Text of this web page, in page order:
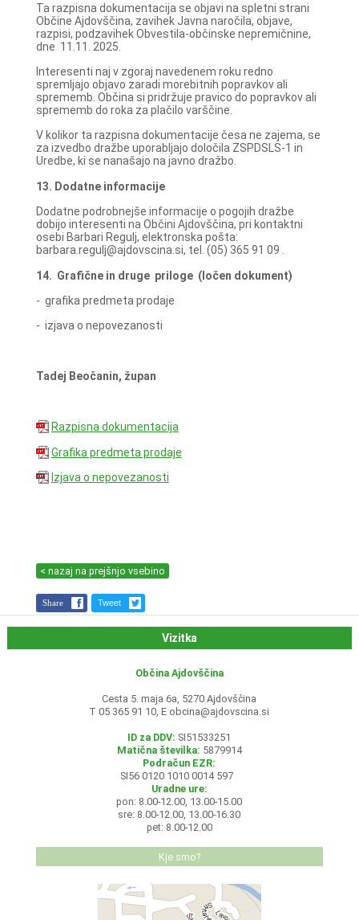
Ta razpisna dokumentacija se objavi na spletni strani
Občine Ajdovščina, zavihek Javna naročila, objave,
razpisi, podzavihek Obvestila-občinske nepremičnine,
dne 11.11. 2025.
Interesenti naj v zgoraj navedenem roku redno
spremljajo objavo zaradi morebitnih popravkov ali
sprememb. Občina si pridržuje pravico do popravkov ali
sprememb do roka za plačilo varščine.
V kolikor ta razpisna dokumentacije česa ne zajema, se
za izvedbo dražbe uporabljajo določila ZSPDSLS-1 in
Uredbe, ki se nanašajo na javno dražbo.
13. Dodatne informacije
Dodatne podrobnejše informacije o pogojih dražbe
dobijo interesenti na Občini Ajdovščina, pri kontaktni
osebi Barbari Regulj, elektronska pošta:
barbara.regulj@ajdovscina.si, tel. (05) 365 91 09 .
14. Grafične in druge priloge (ločen dokument)
- grafika predmeta prodaje
- izjava o nepovezanosti
Tadej Beočanin, župan
Razpisna dokumentacija
Grafika predmeta prodaje
Izjava o nepovezanosti
< nazaj na prejšnjo vsebino
Share Tweet
Vizitka
Občina Ajdovščina
Cesta 5. maja 6a, 5270 Ajdovščina
T 05 365 91 10, E obcina@ajdovscina.si
ID za DDV: SI51533251
Matična številka: 5879914
Podračun EZR:
SI56 0120 1010 0014 597
Uradne ure:
pon: 8.00-12.00, 13.00-15.00
sre: 8.00-12.00, 13.00-16.30
pet: 8.00-12.00
Kje smo?